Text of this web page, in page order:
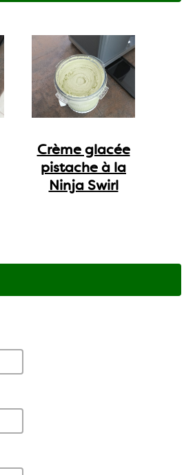
Crème glacée
pistache à la
Ninja Swirl